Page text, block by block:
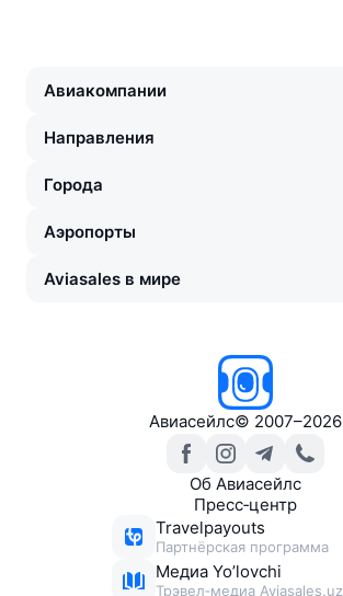
Авиакомпании
Направления
Города
Аэропорты
Aviasales в мире
Авиасейлс© 2007–2026
Об Авиасейлс
Пресс‑центр
Travelpayouts
Партнёрская программа
Медиа Yo’lovchi
Трэвел‑медиа Aviasales.uz